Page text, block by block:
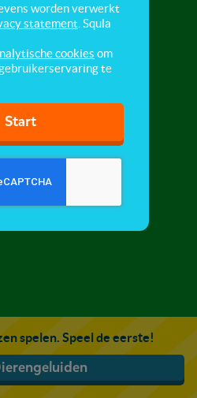
spelen. Speel de eerste!
worden verwerkt
statement . Squla
cookies om
te
Start